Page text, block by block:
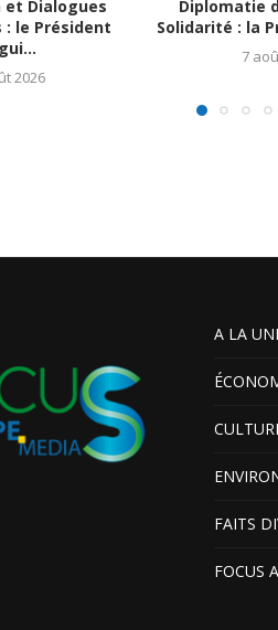
et Dialogues
le Président
2026
Diplomatie
Solidarité : la
7
A LA
FAITS
FOCUS